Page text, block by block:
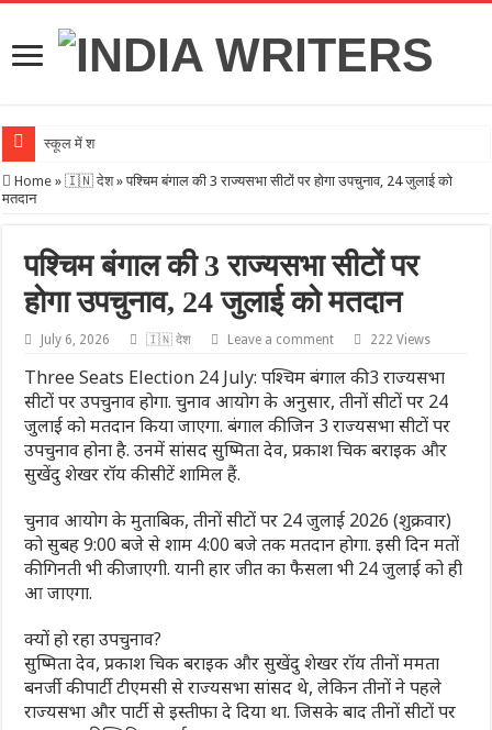
स्कूल में शिक्षकों क
Home » 🇮🇳 देश » पश्चिम बंगाल की 3 राज्यसभा सीटों पर होगा उपचुनाव, 24 जुलाई को
मतदान
पश्चिम बंगाल की 3 राज्यसभा सीटों पर
होगा उपचुनाव, 24 जुलाई को मतदान
July 6, 2026 🇮🇳 देश Leave a comment 222 Views
Three Seats Election 24 July: पश्चिम बंगाल की 3 राज्यसभा
सीटों पर उपचुनाव होगा. चुनाव आयोग के अनुसार, तीनों सीटों पर 24
जुलाई को मतदान किया जाएगा. बंगाल की जिन 3 राज्यसभा सीटों पर
उपचुनाव होना है. उनमें सांसद सुष्मिता देव, प्रकाश चिक बराइक और
सुखेंदु शेखर रॉय की सीटें शामिल हैं.
चुनाव आयोग के मुताबिक, तीनों सीटों पर 24 जुलाई 2026 (शुक्रवार)
को सुबह 9:00 बजे से शाम 4:00 बजे तक मतदान होगा. इसी दिन मतों
की गिनती भी की जाएगी. यानी हार जीत का फैसला भी 24 जुलाई को ही
आ जाएगा.
क्यों हो रहा उपचुनाव?
सुष्मिता देव, प्रकाश चिक बराइक और सुखेंदु शेखर रॉय तीनों ममता
बनर्जी की पार्टी टीएमसी से राज्यसभा सांसद थे, लेकिन तीनों ने पहले
राज्यसभा और पार्टी से इस्तीफा दे दिया था. जिसके बाद तीनों सीटों पर